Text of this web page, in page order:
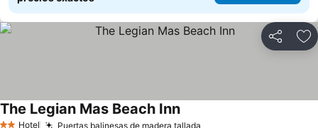
Compartir
Hotel Puertas balinesas de madera tallada
The Legian Mas Beach Inn